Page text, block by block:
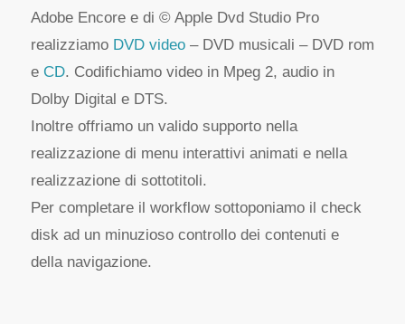
Adobe Encore e di © Apple Dvd Studio Pro
realizziamo DVD video– DVD musicali – DVD rom
e CD. Codifichiamo video in Mpeg 2, audio in
Dolby Digital e DTS.
Inoltre offriamo un valido supporto nella
realizzazione di menu interattivi animati e nella
realizzazione di sottotitoli.
Per completare il workflow sottoponiamo il check
disk ad un minuzioso controllo dei contenuti e
della navigazione.